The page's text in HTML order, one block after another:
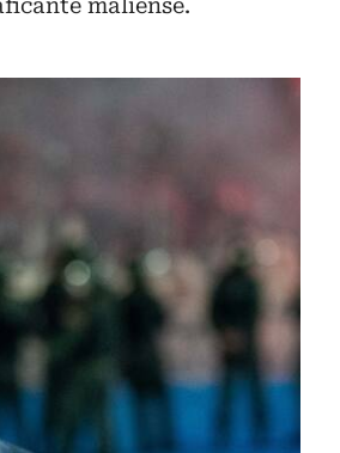
maliense.